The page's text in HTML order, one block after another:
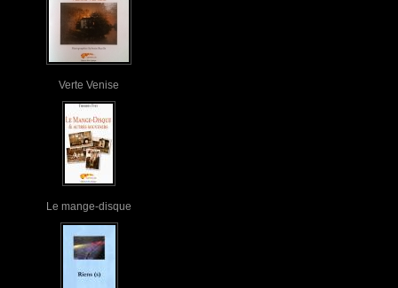
Verte Venise
Le mange-disque